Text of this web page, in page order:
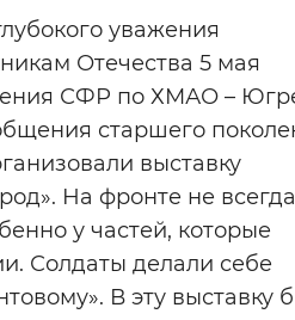
уважения
Отечества 5 мая
СФР по ХМАО –
старшего
выставку
На фронте не
у частей, которые
Солдаты делали себе
В эту выставку